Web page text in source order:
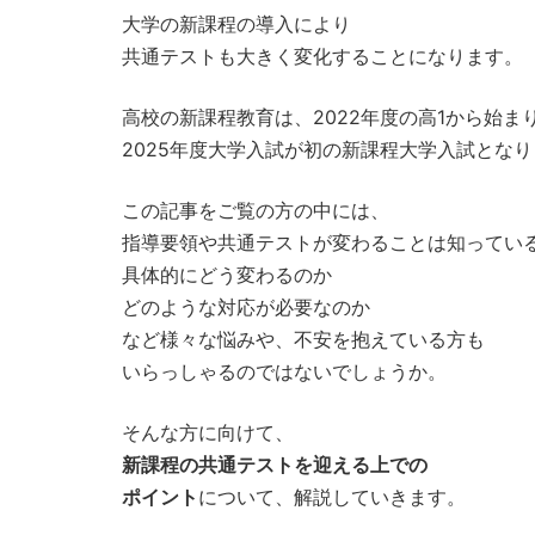
大学の新課程の導入により
共通テストも大きく変化することになります。
高校の新課程教育は、2022年度の高1から始まり
2025年度大学入試が初の新課程大学入試となり
この記事をご覧の方の中には、
指導要領や共通テストが変わることは知ってい
具体的にどう変わるのか
どのような対応が必要なのか
など様々な悩みや、不安を抱えている方も
いらっしゃるのではないでしょうか。
そんな方に向けて、
新課程の共通テストを迎える上での
ポイント について、解説していきます。